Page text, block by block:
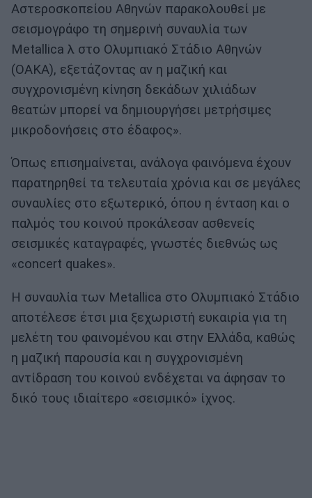
Αστεροσκοπείου Αθηνών παρακολουθεί με
σεισμογράφο τη σημερινή συναυλία των
Metallica λ στο Ολυμπιακό Στάδιο Αθηνών
(ΟΑΚΑ), εξετάζοντας αν η μαζική και
συγχρονισμένη κίνηση δεκάδων χιλιάδων
θεατών μπορεί να δημιουργήσει μετρήσιμες
μικροδονήσεις στο έδαφος».
Όπως επισημαίνεται, ανάλογα φαινόμενα έχουν
παρατηρηθεί τα τελευταία χρόνια και σε μεγάλες
συναυλίες στο εξωτερικό, όπου η ένταση και ο
παλμός του κοινού προκάλεσαν ασθενείς
σεισμικές καταγραφές, γνωστές διεθνώς ως
«concert quakes».
Η συναυλία των Metallica στο Ολυμπιακό Στάδιο
αποτέλεσε έτσι μια ξεχωριστή ευκαιρία για τη
μελέτη του φαινομένου και στην Ελλάδα, καθώς
η μαζική παρουσία και η συγχρονισμένη
αντίδραση του κοινού ενδέχεται να άφησαν το
δικό τους ιδιαίτερο «σεισμικό» ίχνος.